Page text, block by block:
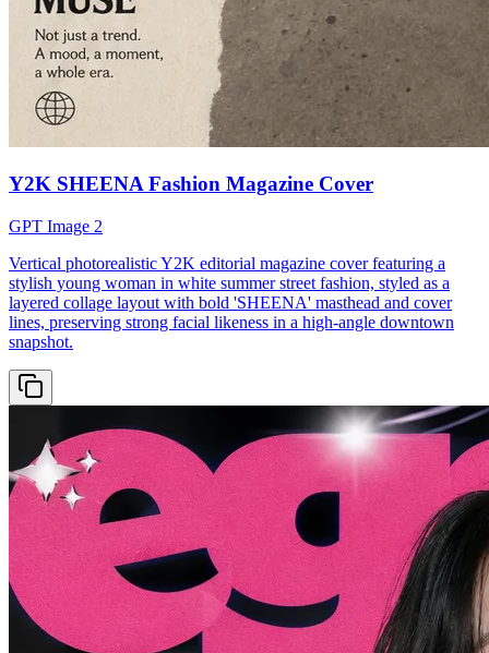
Y2K SHEENA Fashion Magazine Cover
GPT Image 2
Vertical photorealistic Y2K editorial magazine cover featuring a
stylish young woman in white summer street fashion, styled as a
layered collage layout with bold 'SHEENA' masthead and cover
lines, preserving strong facial likeness in a high-angle downtown
snapshot.